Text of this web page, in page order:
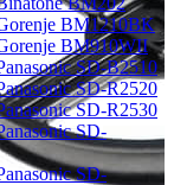
BM1210BK
BM910WII
SD-B2510
SD-R2520
SD-R2530
SD-
SD-